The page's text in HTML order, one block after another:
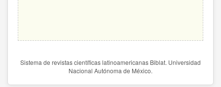
Sistema de revistas científicas latinoamericanas Biblat. Universidad
Nacional Autónoma de México.